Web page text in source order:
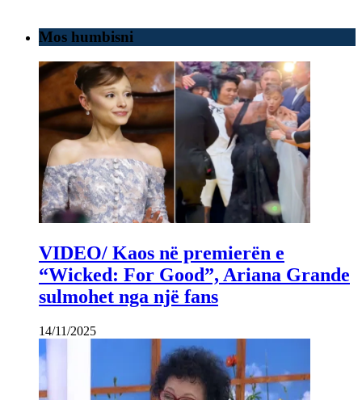
Mos humbisni
VIDEO/ Kaos në premierën e
“Wicked: For Good”, Ariana Grande
sulmohet nga një fans
14/11/2025